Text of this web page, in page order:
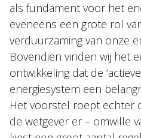
als fundament voor het
eveneens een grote rol
verduurzaming van onze
Bovendien vinden wij het
ontwikkeling dat de
energiesystem een
Het voorstel roept echter
de wetgever er – omwille